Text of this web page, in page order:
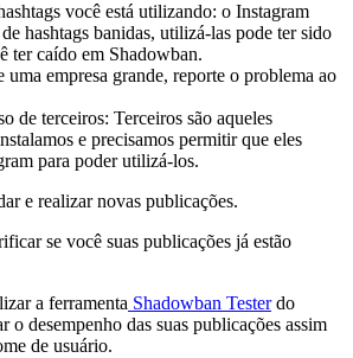
você está utilizando: o Instagram
hashtags banidas, utilizá-las pode ter sido
ter caído em Shadowban.
uma empresa grande, reporte o problema ao
de terceiros: Terceiros são aqueles
e precisamos permitir que eles
para poder utilizá-los.
e realizar novas publicações.
se você suas publicações já estão
a ferramenta Shadowban Testerdo
o desempenho das suas publicações assim
de usuário.